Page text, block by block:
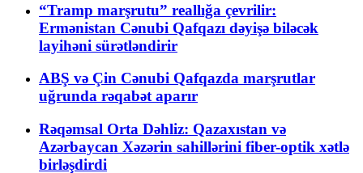
“Tramp marşrutu” reallığa çevrilir:
Ermənistan Cənubi Qafqazı dəyişə biləcək
layihəni sürətləndirir
ABŞ və Çin Cənubi Qafqazda marşrutlar
uğrunda rəqabət aparır
Rəqəmsal Orta Dəhliz: Qazaxıstan və
Azərbaycan Xəzərin sahillərini fiber-optik xətlə
birləşdirdi